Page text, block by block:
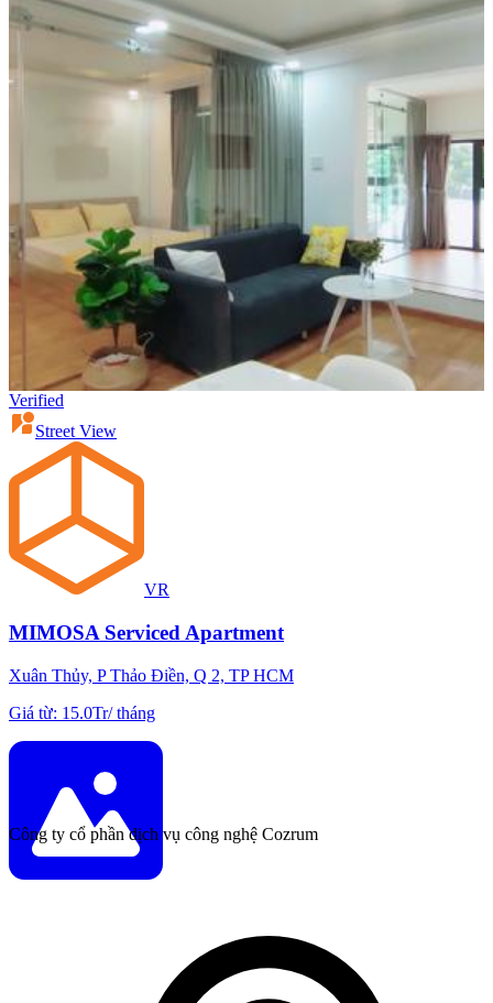
Verified
Street View
VR
MIMOSA Serviced Apartment
Xuân Thủy, P Thảo Điền, Q 2, TP HCM
Giá từ: 15.0Tr/tháng
Công ty cổ phần dịch vụ công nghệ Cozrum